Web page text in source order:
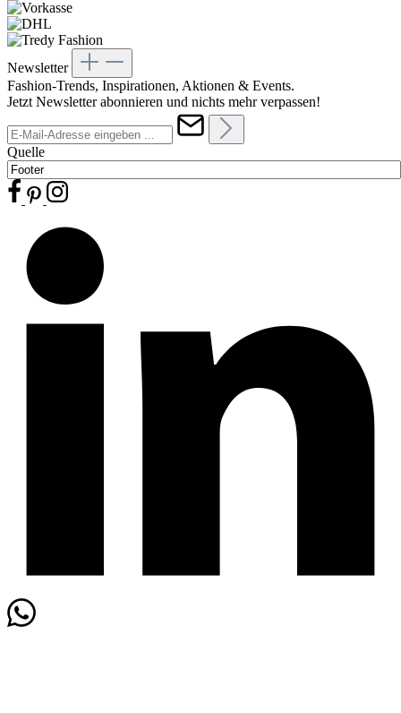
Newsletter
Fashion-Trends, Inspirationen, Aktionen & Events.
Jetzt Newsletter abonnieren und nichts mehr verpassen!
Quelle